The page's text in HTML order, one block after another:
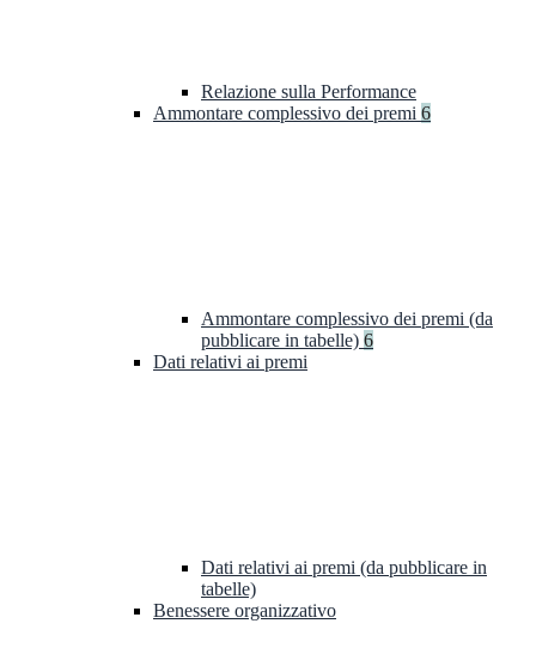
Relazione sulla Performance
Ammontare complessivo dei premi 6
Ammontare complessivo dei premi (da
pubblicare in tabelle) 6
Dati relativi ai premi
Dati relativi ai premi (da pubblicare in
tabelle)
Benessere organizzativo